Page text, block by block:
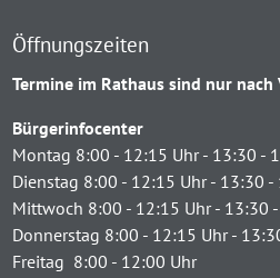
Öffnungszeiten
Termine im Rathaus sind nur
Bürgerinfocenter
Montag 8:00 - 12:15 Uhr - 13:30 -
Dienstag 8:00 - 12:15 Uhr - 13:30 -
Mittwoch 8:00 - 12:15 Uhr - 13:30
Donnerstag 8:00 - 12:15 Uhr -
Freitag 8:00 - 12:00 Uhr